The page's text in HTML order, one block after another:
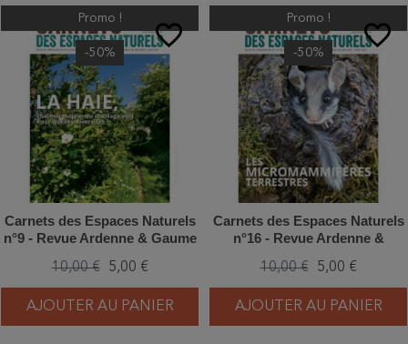
favorite_border
Promo !
-50%
Carnets des Espaces Naturels
n°9 - Revue Ardenne & Gaume
10,00 € 5,00 €
AJOUTER AU PANIER
favorite_border
Promo !
-50%
Carnets des Espaces Naturels
n°16 - Revue Ardenne &
10,00 € 5,00 €
AJOUTER AU PANIER